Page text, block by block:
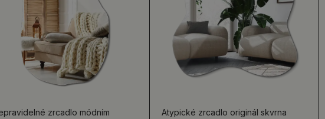
zrcadlo módním
Atypické zrcadlo originál skvrna